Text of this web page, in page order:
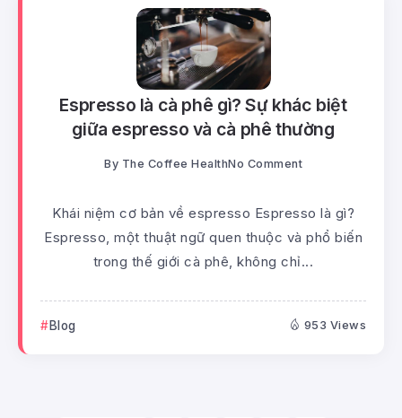
Espresso là cà phê gì? Sự khác biệt
giữa espresso và cà phê thường
By The Coffee HealthNo Comment
Khái niệm cơ bản về espresso Espresso là gì?
Espresso, một thuật ngữ quen thuộc và phổ biến
trong thế giới cà phê, không chỉ...
Blog 953 Views